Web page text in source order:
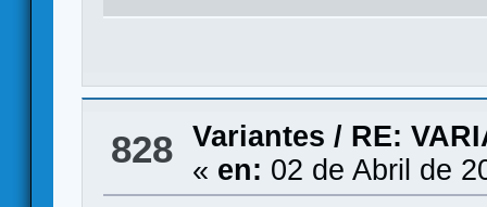
828 Variantes / RE:
« en: 02 de Abril de